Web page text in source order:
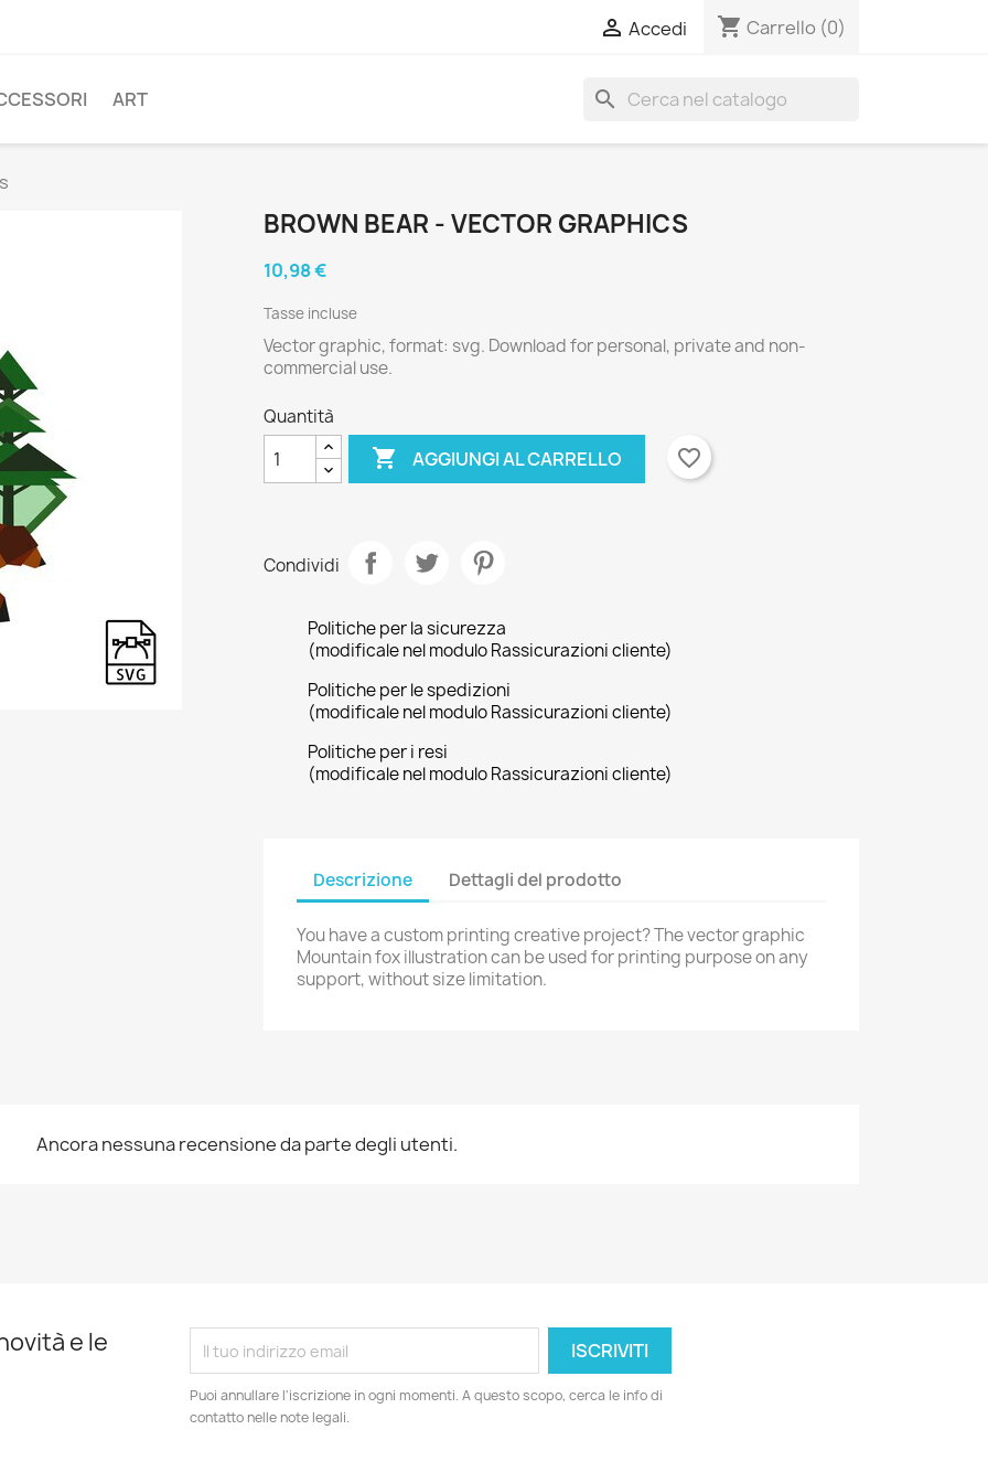
alla lista dei desideri ×
Crea lista dei desideri
avere effettuato l'accesso per salvare dei prodotti nella tua lista
Annulla Accedi
 Accedi shopping_cart Carrello (0)
ART search
BROWN BEAR - VECTOR GRAPHICS
10,98 €
Tasse incluse
Vector graphic, format: svg. Download for personal, private and non-
commercial use.
Quantità
 AGGIUNGI AL CARRELLO favorite_border
Condividi
Politiche per la sicurezza
(modificale nel modulo Rassicurazioni cliente)
Politiche per le spedizioni
(modificale nel modulo Rassicurazioni cliente)
Politiche per i resi
(modificale nel modulo Rassicurazioni cliente)
Descrizione Dettagli del prodotto
You have a custom printing creative project? The vector graphic
Mountain fox illustration can be used for printing purpose on any
support, without size limitation.
Ancora nessuna recensione da parte degli utenti.
e le
Puoi annullare l'iscrizione in ogni momenti. A questo scopo, cerca le info di
contatto nelle note legali.